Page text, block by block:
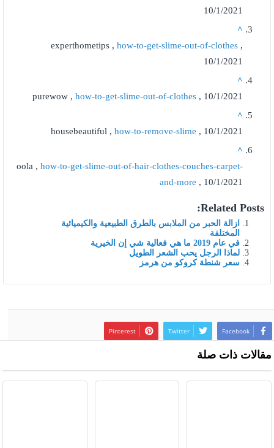
10/1/2021
^
experthometips , how-to-get-slime-out-of-clothes ,
10/1/2021
^
purewow , how-to-get-slime-out-of-clothes , 10/1/2021
^
housebeautiful , how-to-remove-slime , 10/1/2021
^
oola , how-to-get-slime-out-of-hair-clothes-couches-carpet-
and-more , 10/1/2021
Related Posts:
ازالة الحبر من الملابس بالطرق الطبيعية والكيميائية
المختلفة
في عام 2019 ما هي فعالية شي إن الخيرية
لماذا الرجل يحب الشعر الطويل
سعر شنطة كروكو من هرمز
Facebook
Twitter
Pinterest
مقالات ذات صلة